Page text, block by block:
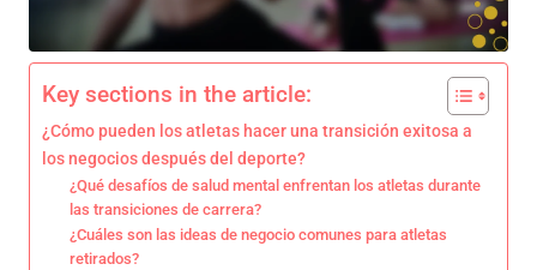
Key sections in the article:
¿Cómo pueden los atletas hacer una transición exitosa a
los negocios después del deporte?
¿Qué desafíos de salud mental enfrentan los atletas durante
las transiciones de carrera?
¿Cuáles son las ideas de negocio comunes para atletas
retirados?